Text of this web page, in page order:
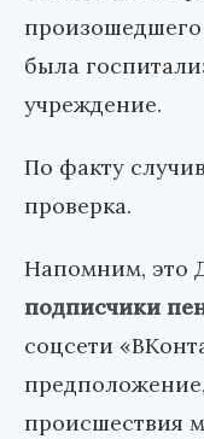
была
учреждение.
По факту
проверка.
Напомним, это
подписчики
соцсети
происшествия